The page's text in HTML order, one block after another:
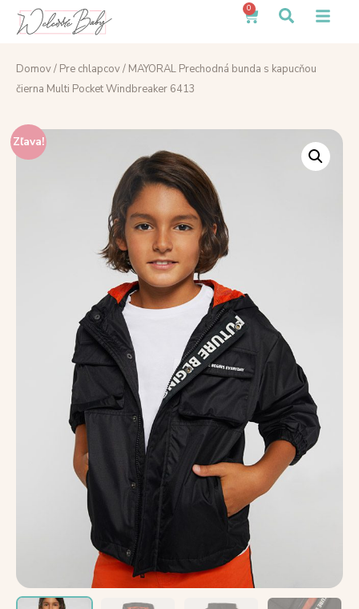
0
Domov/ Pre chlapcov/ MAYORAL Prechodná bunda s kapucňou
čierna Multi Pocket Windbreaker 6413
Zľava!